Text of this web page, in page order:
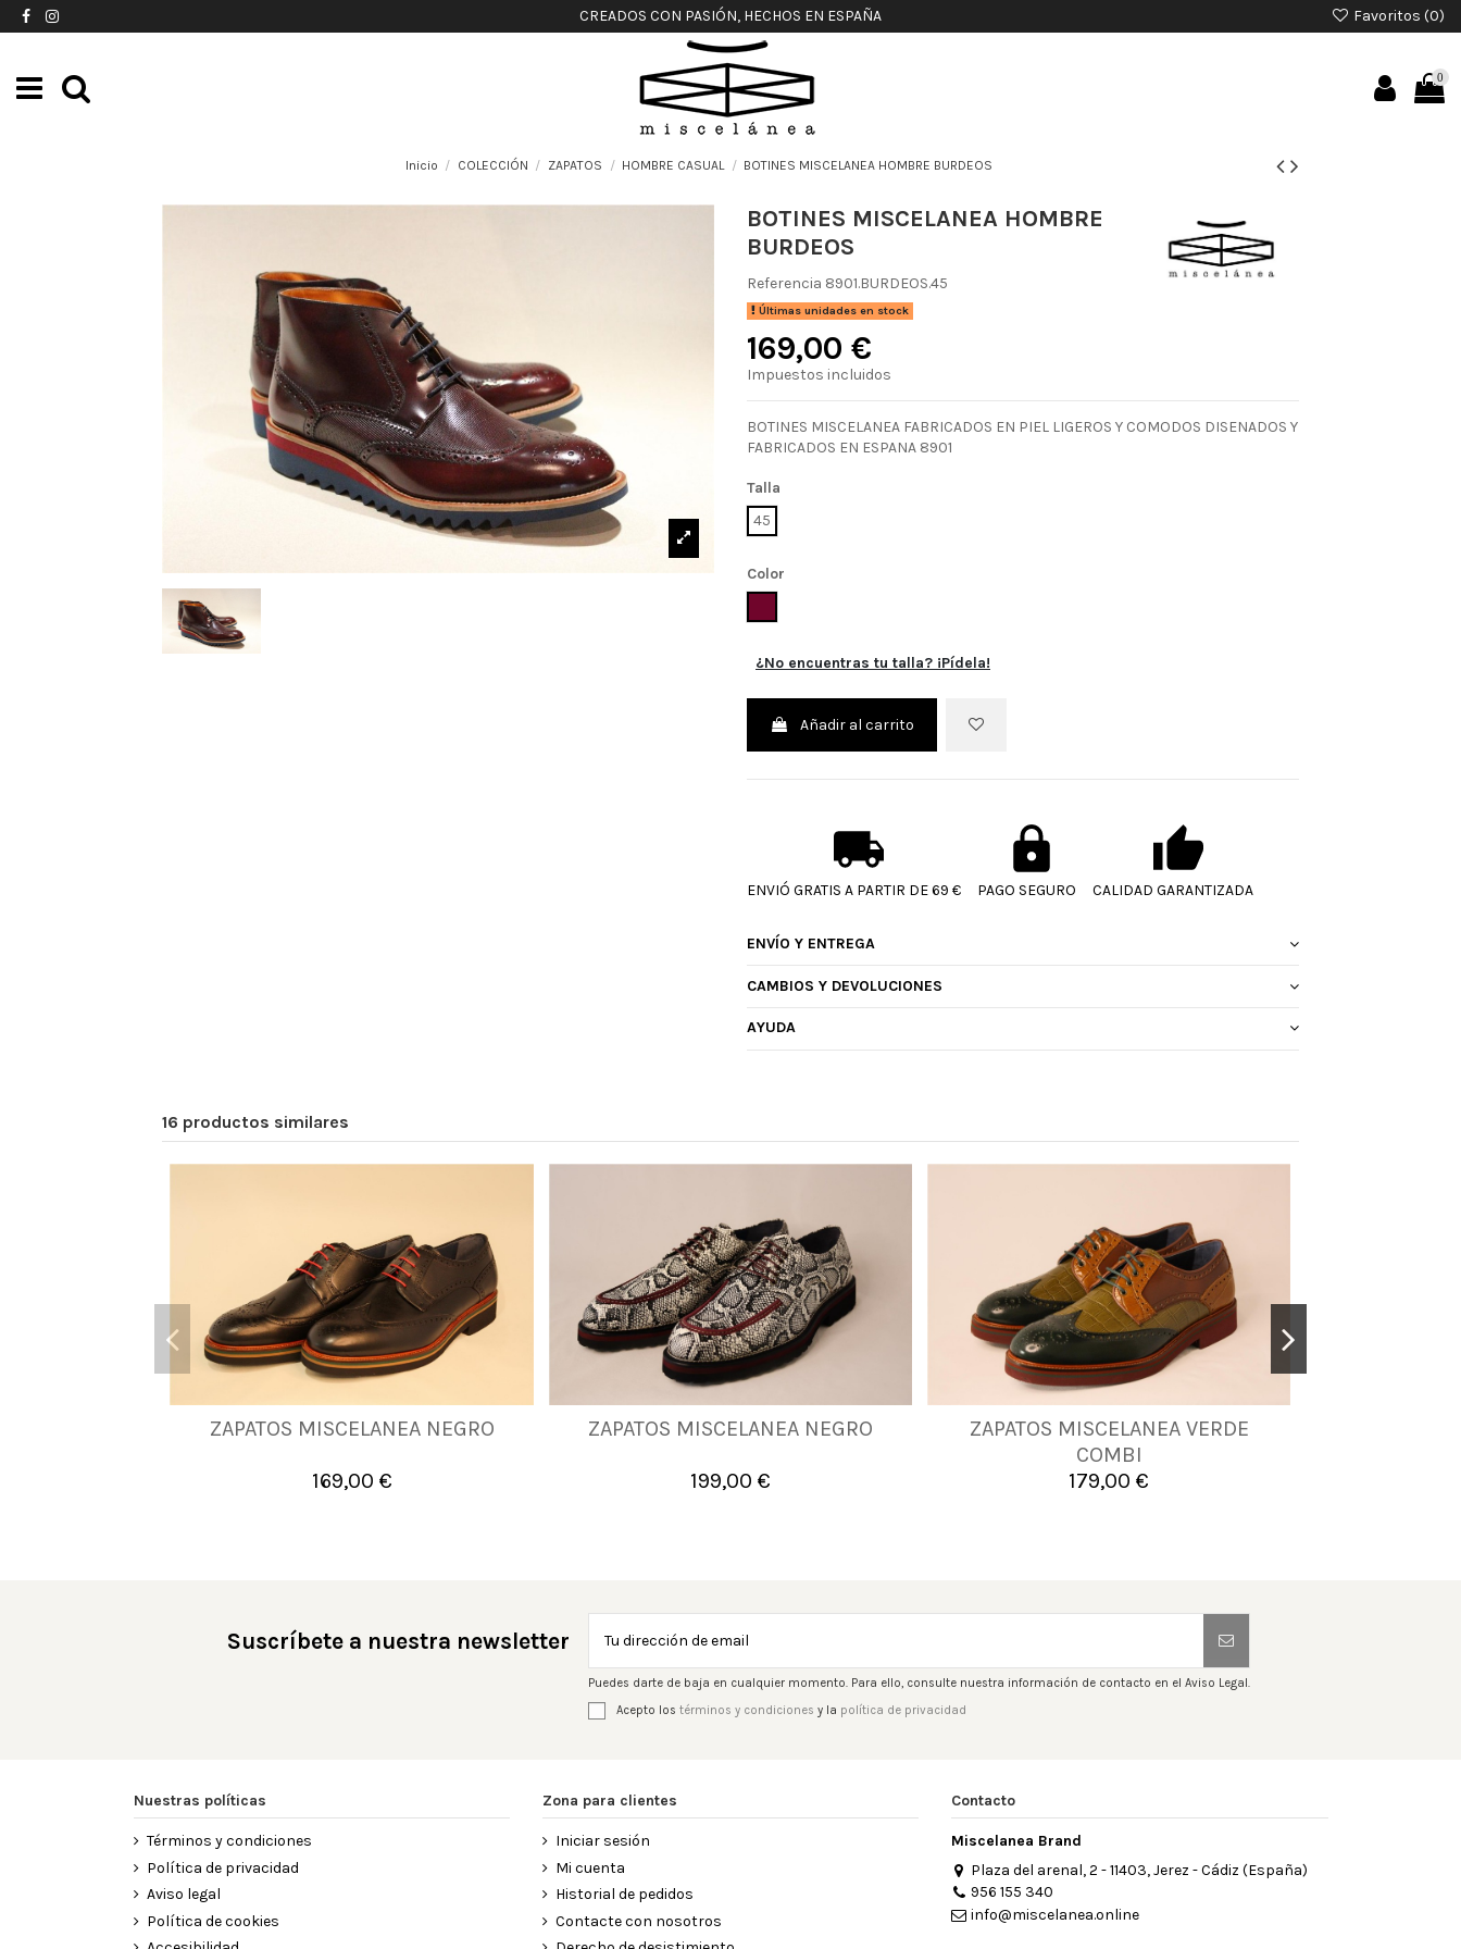
CREADOS CON PASIÓN, HECHOS EN ESPAÑA Favoritos (0)
0
Inicio COLECCIÓN ZAPATOS HOMBRE CASUAL BOTINES MISCELANEA HOMBRE BURDEOS
BOTINES MISCELANEA HOMBRE
BURDEOS
Referencia 8901.BURDEOS.45
Últimas unidades en stock
169,00 €
Impuestos incluidos
BOTINES MISCELANEA FABRICADOS EN PIEL LIGEROS Y COMODOS DISENADOS Y
FABRICADOS EN ESPANA 8901
Talla
45
Color
¿No encuentras tu talla? ¡Pídela!
Añadir al carrito
ENVIÓ GRATIS A PARTIR DE 69 € PAGO SEGURO CALIDAD GARANTIZADA
ENVÍO Y ENTREGA
CAMBIOS Y DEVOLUCIONES
AYUDA
16 productos similares
ZAPATOS MISCELANEA NEGRO
169,00 €
41 43 45 46 47 48
Añadir al carrito
ZAPATOS MISCELANEA NEGRO
199,00 €
38 40 41 43 44 46
47
ZAPATOS MISCELANEA VERDE
COMBI
179,00 €
39 41 43 44 45 46 48
Añadir al carrito
Suscríbete a nuestra newsletter
Puedes darte de baja en cualquier momento. Para ello, consulte nuestra información de contacto en el Aviso Legal.
Acepto los términos y condiciones y la política de privacidad
Nuestras políticas
Términos y condiciones
Política de privacidad
Aviso legal
Política de cookies
Zona para clientes
Iniciar sesión
Mi cuenta
Historial de pedidos
Contacte con nosotros
Contacto
Miscelanea Brand
Plaza del arenal, 2 - 11403, Jerez - Cádiz (España)
956 155 340
info@miscelanea.online